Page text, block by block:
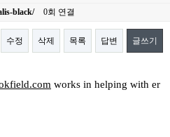
black/
0회 연결
수정 삭제 목록 답변 글쓰기
works in helping with er